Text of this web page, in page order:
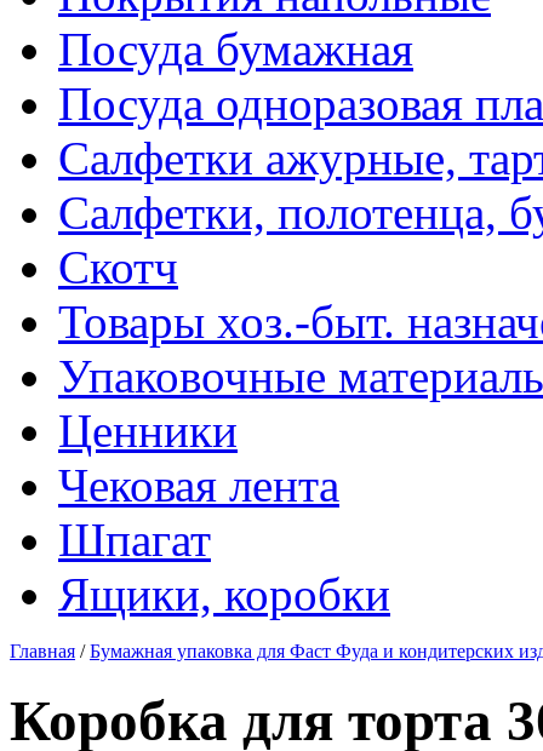
Посуда бумажная
Посуда одноразовая
Салфетки ажурные,
Салфетки, полотенца,
Скотч
Товары хоз.-быт.
Упаковочные
Ценники
Чековая лента
Шпагат
Ящики, коробки
Главная /Бумажная упаковка для Фаст Фуда и кондитерских
Коробка для торта